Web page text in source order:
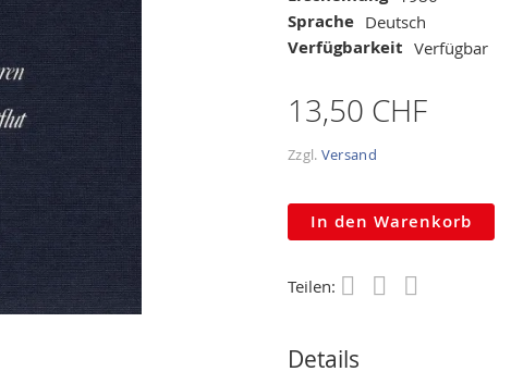
Sprache Deutsch
Verfügbarkeit Verfügbar
13,50 CHF
Zzgl. Versand
In den Warenkorb
Teilen:
Details